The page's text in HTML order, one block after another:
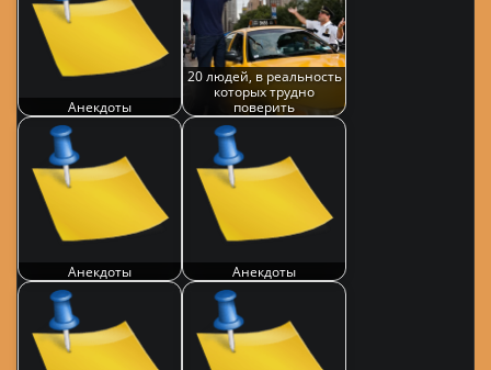
Анекдоты
20 людей, в реальность
которых трудно
поверить
Анекдоты Анекдоты